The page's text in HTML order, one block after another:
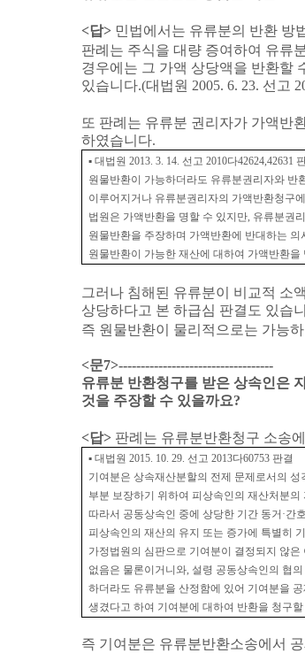
<답> 민법에서는 유류분의 반환 방
판례는 주식을 대량 증여하여 유류
경우에는 그 가액 상당액을 반환할
있습니다.(대법원 2005. 6. 23. 선고
또 판례는 유류분 권리자가 가액반
하였습니다.
▪ 대법원 2013. 3. 14. 선고 2010다42624,42631
원물반환이 가능하더라도 유류분권리자와 반
이루어지거나 유류분권리자의 가액반환청구
법원은 가액반환을 명할 수 있지만, 유류분권
원물반환을 주장하며 가액반환에 반대하는
원물반환이 가능한 재산에 대하여 가액반환을
그러나 침해된 유류분이 비교적 소
상당하다고 본 하급심 판결도 있습
즉 원물반환이 물리적으로는 가능
<문7>-----------------------------------
유류분 반환청구를 받은 상속인은
것을 주장할 수 있을까요?
<답> 판례는 유류분반환청구 소송
▪ 대법원 2015. 10. 29. 선고 2013다60753 판결
기여분은 상속재산분할의 전제 문제로서의 성
부분 보장하기 위하여 피상속인의 재산처분
따라서 공동상속인 중에 상당한 기간 동거 ·간
피상속인의 재산의 유지 또는 증가에 특별히
가정법원의 심판으로 기여분이 결정되지 않
없음은 물론이거니와, 설령 공동상속인의 협
하더라도 유류분을 산정함에 있어 기여분을
생겼다고 하여 기여분에 대하여 반환을 청구
즉 기여분은 유류분반환소송에서